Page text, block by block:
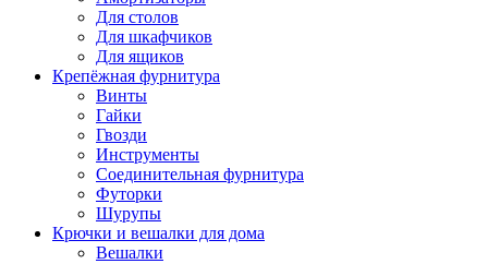
Для столов
Для шкафчиков
Для ящиков
Крепёжная фурнитура
Винты
Гайки
Гвозди
Инструменты
Соединительная фурнитура
Футорки
Шурупы
Крючки и вешалки для дома
Вешалки